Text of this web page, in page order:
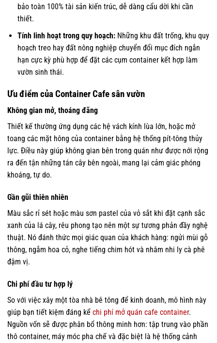
bảo toàn 100% tài sản kiến trúc, dễ dàng cẩu dời khi cần
thiết.
Tính linh hoạt trong quy hoạch:Những khu đất trống, khu quy
hoạch treo hay đất nông nghiệp chuyển đổi mục đích ngắn
hạn cực kỳ phù hợp để đặt các cụm container kết hợp làm
vườn sinh thái.
Ưu điểm của Container Cafe sân vườn
Không gian mở, thoáng đãng
Thiết kế thường ứng dụng các hệ vách kính lùa lớn, hoặc mở
toang các mặt hông của container bằng hệ thống pít-tông thủy
lực. Điều này giúp không gian bên trong quán như được nới rộng
ra đến tận những tán cây bên ngoài, mang lại cảm giác phóng
khoáng, tự do.
Gần gũi thiên nhiên
Màu sắc rỉ sét hoặc màu sơn pastel của vỏ sắt khi đặt cạnh sắc
xanh của lá cây, rêu phong tạo nên một sự tương phản đầy nghệ
thuật. Nó đánh thức mọi giác quan của khách hàng: ngửi mùi gỗ
thông, ngắm hoa cỏ, nghe tiếng chim hót và nhâm nhi ly cà phê
đậm vị.
Chi phí đầu tư hợp lý
So với việc xây một tòa nhà bê tông để kinh doanh, mô hình này
giúp bạn tiết kiệm đáng kể chi phí mở quán cafe container.
Nguồn vốn sẽ được phân bổ thông minh hơn: tập trung vào phần
thô container, máy móc pha chế và đặc biệt là hệ thống cảnh